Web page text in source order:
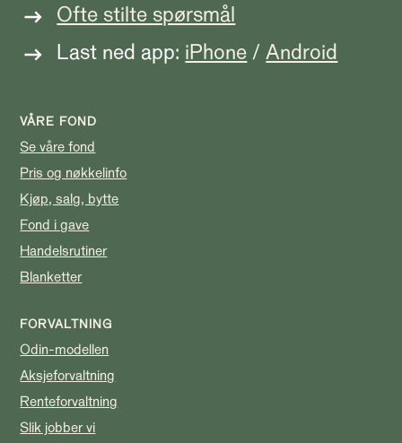
Ofte stilte spørsmål
Last ned app: iPhone /Android
VÅRE FOND
Se våre fond
Pris og nøkkelinfo
Kjøp, salg, bytte
Fond i gave
Handelsrutiner
Blanketter
FORVALTNING
Odin-modellen
Aksjeforvaltning
Renteforvaltning
Slik jobber vi